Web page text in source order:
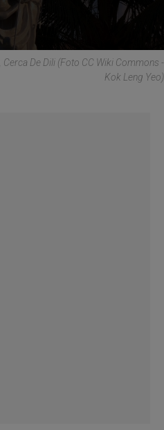
De Dili (Foto CC Wiki Commons -
Kok Leng Yeo)